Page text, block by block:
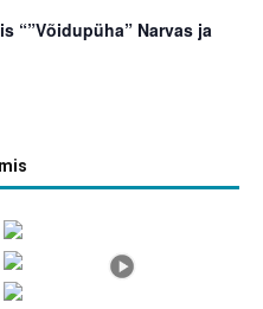
“”Võidupüha” Narvas ja